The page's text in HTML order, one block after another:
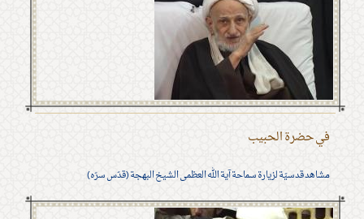
في حضرة الحبيب
مشاهد قدسيّة لزيارة سماحة آية الله العظمى الشيخ البهجة (قدّس سرّه)